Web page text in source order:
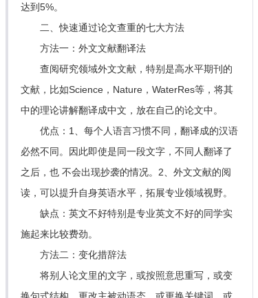
达到5%。
二、快速通过论文查重的七大方法
方法一：外文文献翻译法
查阅研究领域外文文献，特别是高水平期刊的
文献，比如Science，Nature，WaterRes等，将其
中的理论讲解翻译成中文，放在自己的论文中。
优点：1、每个人语言习惯不同，翻译成的汉语
必然不同。因此即使是同一段文字，不同人翻译了
之后，也 不会出现抄袭的情况。2、外文文献的阅
读，可以提升自身英语水平，拓展专业领域视野。
缺点：英文不好特别是专业英文不好的同学实
施起来比较费劲。
方法二：变化措辞法
将别人论文里的文字，或按照意思重写，或变
换句式结构，更改主被动语态，或更换关键词，或